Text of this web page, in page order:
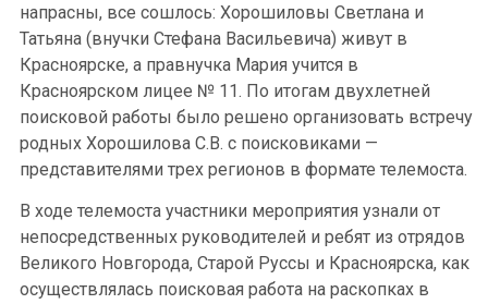
напрасны, все сошлось: Хорошиловы Светлана и
Татьяна (внучки Стефана Васильевича) живут в
Красноярске, а правнучка Мария учится в
Красноярском лицее № 11. По итогам двухлетней
поисковой работы было решено организовать встречу
родных Хорошилова С.В. с поисковиками —
представителями трех регионов в формате телемоста.
В ходе телемоста участники мероприятия узнали от
непосредственных руководителей и ребят из отрядов
Великого Новгорода, Старой Руссы и Красноярска, как
осуществлялась поисковая работа на раскопках в